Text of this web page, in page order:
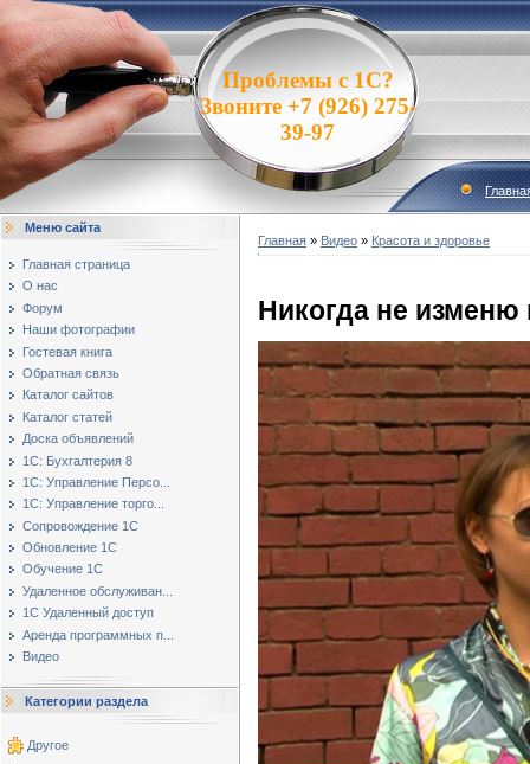
Проблемы с 1С?
Звоните +7 (926) 275-
39-97
Меню сайта
Главная страница
О нас
Форум
Наши фотографии
Гостевая книга
Обратная связь
Каталог сайтов
Каталог статей
Доска объявлений
1С: Бухгалтерия 8
1С: Управление Персо...
1С: Управление торго...
Сопровождение 1С
Обновление 1С
Обучение 1С
Удаленное обслуживан...
1С Удаленный доступ
Аренда программных п...
Видео
Категории раздела
Другое
Главная » Видео » Красота и здоровье
Никогда не изменю